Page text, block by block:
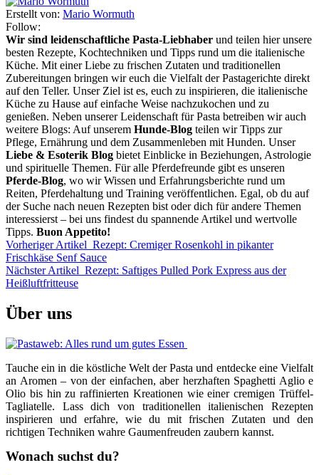
Erstellt von: Mario Wormuth
Follow:
Wir sind leidenschaftliche Pasta-Liebhaber und teilen hier unsere
besten Rezepte, Kochtechniken und Tipps rund um die italienische
Küche. Mit einer Liebe zu frischen Zutaten und traditionellen
Zubereitungen bringen wir euch die Vielfalt der Pastagerichte direkt
auf den Teller. Unser Ziel ist es, euch zu inspirieren, die italienische
Küche zu Hause auf einfache Weise nachzukochen und zu
genießen. Neben unserer Leidenschaft für Pasta betreiben wir auch
weitere Blogs: Auf unserem Hunde-Blog teilen wir Tipps zur
Pflege, Ernährung und dem Zusammenleben mit Hunden. Unser
Liebe & Esoterik Blog bietet Einblicke in Beziehungen, Astrologie
und spirituelle Themen. Für alle Pferdefreunde gibt es unseren
Pferde-Blog, wo wir Wissen und Erfahrungsberichte rund um
Reiten, Pferdehaltung und Training veröffentlichen. Egal, ob du auf
der Suche nach neuen Rezepten bist oder dich für andere Themen
interessierst – bei uns findest du spannende Artikel und wertvolle
Tipps. Buon Appetito!
Vorheriger Artikel Rezept: Cremiger Rosenkohl in pikanter
Frischkäse Senf Sauce
Nächster Artikel Rezept: Saftiges Pulled Pork Express aus der
Heißluftfritteuse
Über uns
Tauche ein in die köstliche Welt der Pasta und entdecke eine Vielfalt
an Aromen – von der einfachen, aber herzhaften Spaghetti Aglio e
Olio bis hin zu raffinierten Kreationen wie einer cremigen Trüffel-
Tagliatelle. Lass dich von traditionellen italienischen Rezepten
inspirieren und erfahre, wie du mit frischen Zutaten und den
richtigen Techniken wahre Gaumenfreuden zaubern kannst.
Wonach suchst du?